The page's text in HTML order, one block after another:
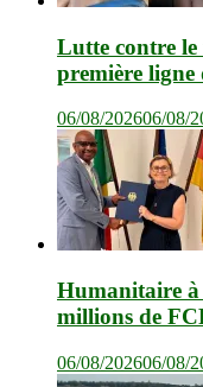
Lutte contre
première ligne
06/08/202606/08/
Humanitaire à
millions de
06/08/202606/08/